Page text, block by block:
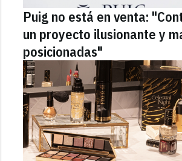
Puig no está en venta:
un proyecto ilusionante y
posicionadas"